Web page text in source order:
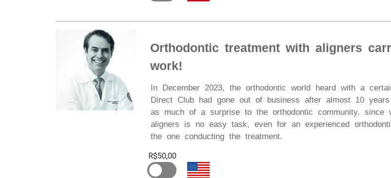
Orthodontic treatment with aligners
work!
In December 2023, the orthodontic world heard with a
Direct Club had gone out of business after almost 10
as much of a surprise to the orthodontic community,
aligners is no easy task, even for an experienced
the one conducting the treatment.
R$50,00